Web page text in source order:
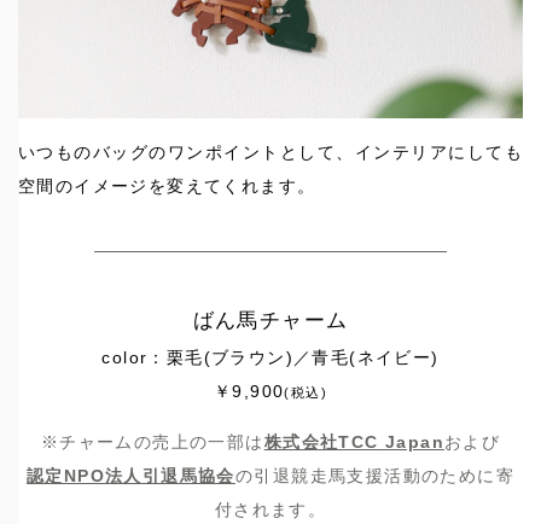
いつものバッグのワンポイントとして、インテリアにしても
空間のイメージを変えてくれます。
ばん馬チャーム
color：栗毛(ブラウン)／青毛(ネイビー)
￥9,900(税込)
※チャームの売上の一部は株式会社TCC Japanおよび
認定NPO法人引退馬協会の引退競走馬支援活動のために寄
付されます。